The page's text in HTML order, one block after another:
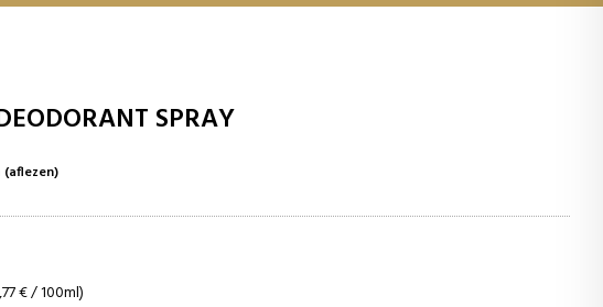
SPRAY
(aflezen)
€ / 100ml)